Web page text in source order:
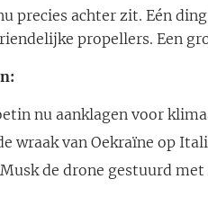
precies achter zit. Eén
propellers. Een
nu aanklagen voor
wraak van Oekraïne op
de drone gestuurd